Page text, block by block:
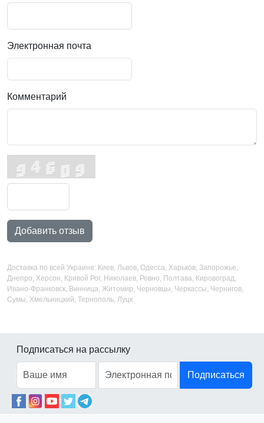
Электронная почта
Комментарий
Добавить отзыв
Доставка по всей Украине: Киев, Львов, Одесса, Харьков, Запорожье,
Днепро, Херсон, Кривой Рог, Николаев, Ровно, Полтава, Кировоград,
Ивано-Франковск, Винница, Житомир, Черновцы, Черкассы, Чернигов,
Сумы, Хмельницкий, Тернополь, Луцк
Подписаться на рассылку
Подписаться